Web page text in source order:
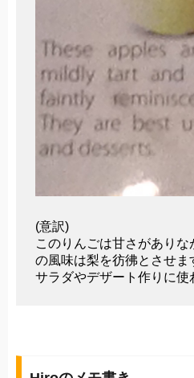
(意訳)
このりんごは甘さがあり
の風味は梨を彷彿とさせま
サラダやデザート作りに使